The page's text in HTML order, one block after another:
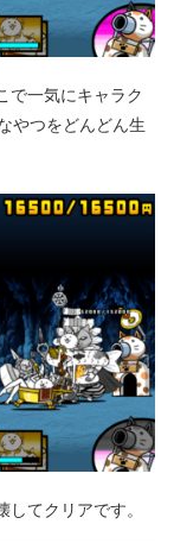
で一気にキャラク
やつをどんどん生
してクリアです。